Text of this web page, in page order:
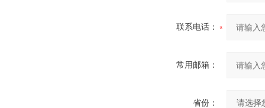
联系电话：
常用邮箱：
省份：